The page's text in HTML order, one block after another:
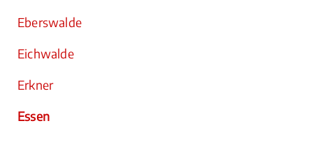
Eberswalde
Eichwalde
Erkner
Essen